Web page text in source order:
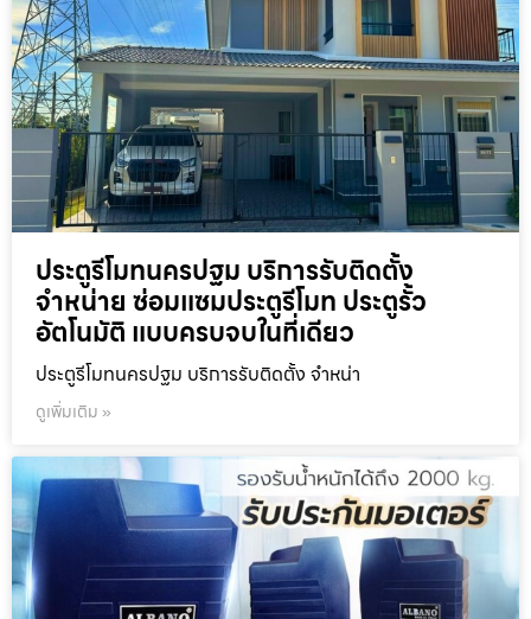
ประตูรีโมทนครปฐม บริการรับติดตั้ง
จำหน่าย ซ่อมแซมประตูรีโมท ประตูรั้ว
อัตโนมัติ แบบครบจบในที่เดียว
ประตูรีโมทนครปฐม บริการรับติดตั้ง จำหน่า
ดูเพิ่มเติม »